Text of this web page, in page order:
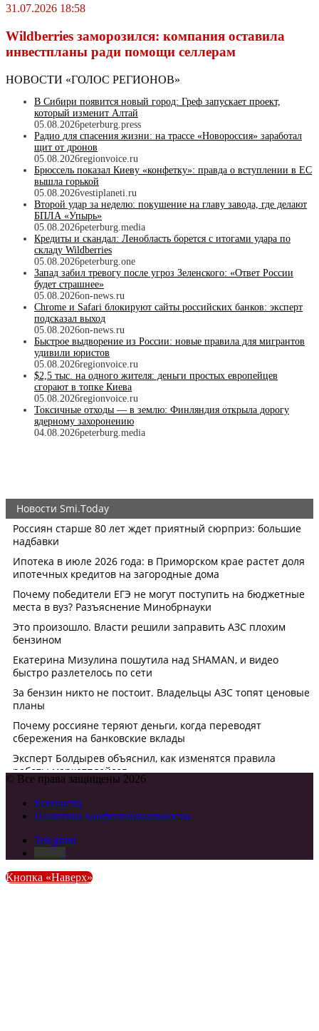
31.07.2026 18:58
Wildberriеs заморозился: компания оставила
инвестпланы ради помощи селлерам
НОВОСТИ «ГОЛОС РЕГИОНОВ»
В Сибири появится новый город: Греф запускает проект,
который изменит Алтай
05.08.2026peterburg.press
Радио для спасения жизни: на трассе «Новороссия» заработал
щит от дронов
05.08.2026regionvoice.ru
Брюссель показал Киеву «конфетку»: правда о вступлении в ЕС
вышла горькой
05.08.2026vestiplaneti.ru
Второй удар за неделю: покушение на главу завода, где делают
БПЛА «Упырь»
05.08.2026peterburg.media
Кредиты и скандал: Ленобласть борется с итогами удара по
складу Wildberries
05.08.2026peterburg.one
Запад забил тревогу после угроз Зеленского: «Ответ России
будет страшнее»
05.08.2026on-news.ru
Chrome и Safari блокируют сайты российских банков: эксперт
подсказал выход
05.08.2026on-news.ru
Быстрое выдворение из России: новые правила для мигрантов
удивили юристов
05.08.2026regionvoice.ru
$2,5 тыс. на одного жителя: деньги простых европейцев
сгорают в топке Киева
05.08.2026regionvoice.ru
Токсичные отходы — в землю: Финляндия открыла дорогу
ядерному захоронению
04.08.2026peterburg.media
© Все права защищены 2026
Контакты
Политика конфиденциальности
Telegram
Кнопка «Наверх»